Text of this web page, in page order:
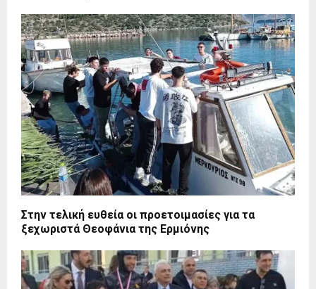
Στην τελική ευθεία οι προετοιμασίες για τα
ξεχωριστά Θεοφάνια της Ερμιόνης